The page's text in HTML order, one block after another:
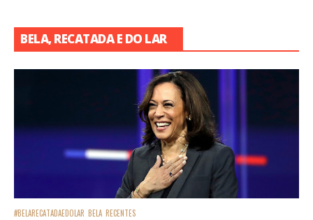
BELA, RECATADA E DO LAR
#BELARECATADAEDOLAR BELA RECENTES